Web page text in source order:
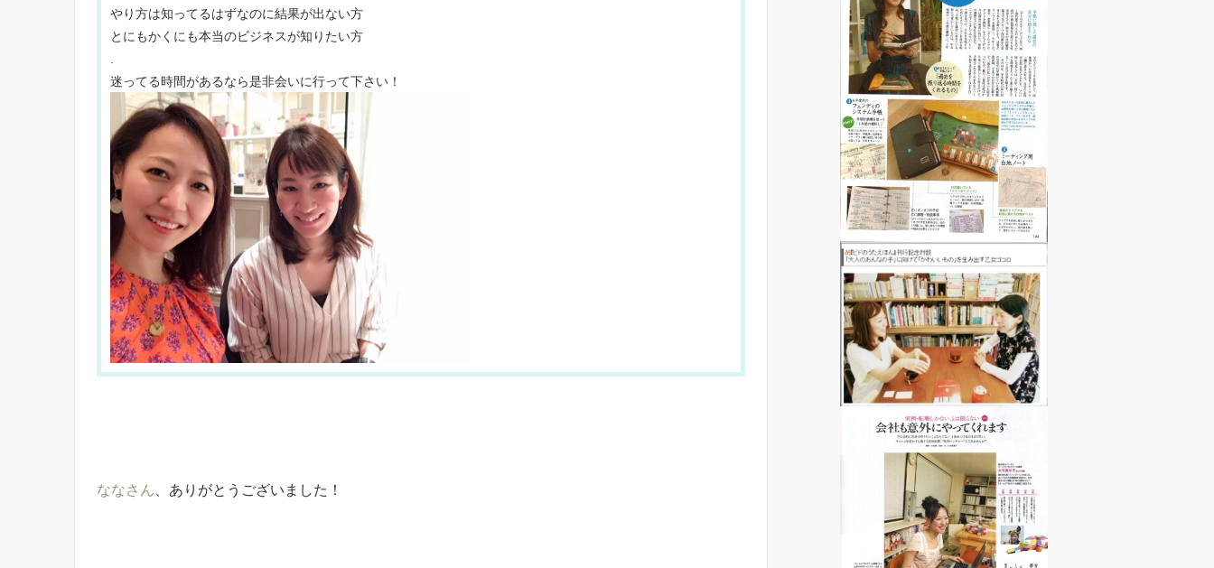
やり方は知ってるはずなのに結果が出ない方
とにもかくにも本当のビジネスが知りたい方
.
迷ってる時間があるなら是非会いに行って下さい！
ななさん、ありがとうございました！